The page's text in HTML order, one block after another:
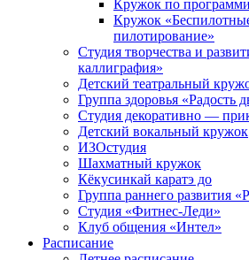
Кружок по
Кружок
пилотирование»
Студия творчества и
каллиграфия»
Детский театральный
Группа здоровья «Радость
Студия декоративно —
Детский вокальный кружок
ИЗОстудия
Шахматный кружок
Кёкусинкай каратэ до
Группа раннего развития
Cтудия «Фитнес-Леди»
Клуб общения «Интел»
Расписание